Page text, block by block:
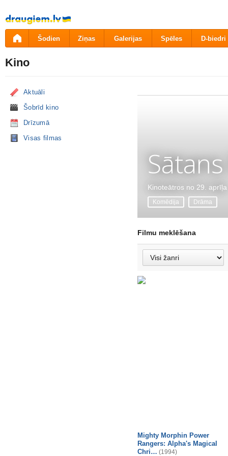
Pāriet
uz
saturu
Šodien Ziņas Galerijas Spēles D-biedri
Kino
Aktuāli
Šobrīd kino
Drīzumā
Visas filmas
Kinoteātros no 29. aprīļa
Komēdija Drāma
Filmu meklēšana
Mighty Morphin Power
Rangers: Alpha's Magical
Chri… (1994)